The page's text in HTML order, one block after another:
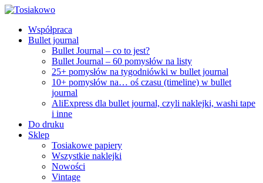
Współpraca
Bullet journal
Bullet Journal – co to jest?
Bullet Journal – 60 pomysłów na listy
25+ pomysłów na tygodniówki w bullet journal
10+ pomysłów na… oś czasu (timeline) w bullet
journal
AliExpress dla bullet journal, czyli naklejki, washi tape
i inne
Do druku
Sklep
Tosiakowe papiery
Wszystkie naklejki
Nowości
Vintage